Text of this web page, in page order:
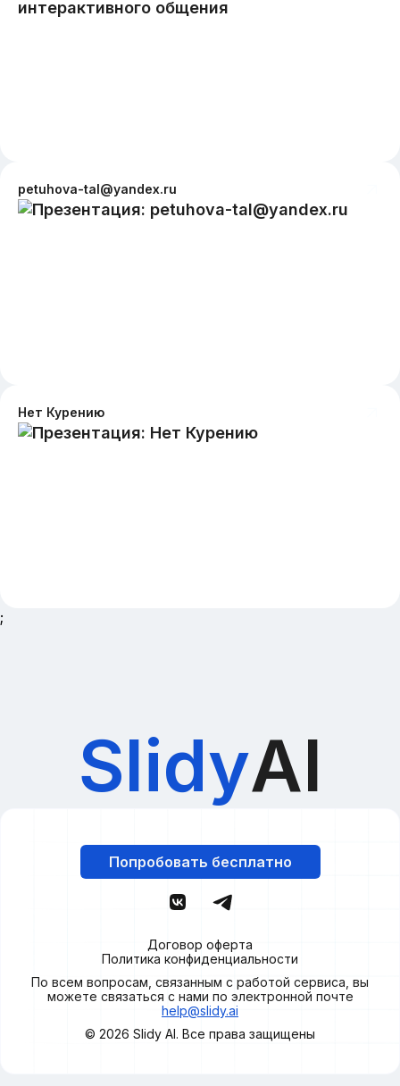
petuhova-tal@yandex.ru
Нет Курению
;
SlidyAI
Попробовать бесплатно
Договор оферта
Политика конфиденциальности
По всем вопросам, связанным с работой сервиса, вы
можете связаться с нами по электронной почте
help@slidy.ai
© 2026 Slidy AI. Все права защищены